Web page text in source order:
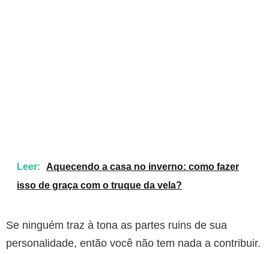
Leer:
Aquecendo a casa no inverno: como fazer
isso de graça com o truque da vela?
Se ninguém traz à tona as partes ruins de sua
personalidade, então você não tem nada a contribuir.